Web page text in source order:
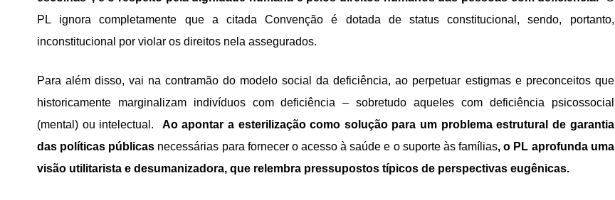
PL ignora completamente que a citada Convenção é dotada de status constitucional, sendo, portanto,
inconstitucional por violar os direitos nela assegurados.
Para além disso, vai na contramão do modelo social da deficiência, ao perpetuar estigmas e preconceitos que
historicamente marginalizam indivíduos com deficiência – sobretudo aqueles com deficiência psicossocial
(mental) ou intelectual.
Ao apontar a esterilização como solução para um problema estrutural de garantia
das políticas públicas necessárias para fornecer o acesso à saúde e o suporte às famílias, o PL aprofunda uma
visão utilitarista e desumanizadora, que relembra pressupostos típicos de perspectivas eugênicas.